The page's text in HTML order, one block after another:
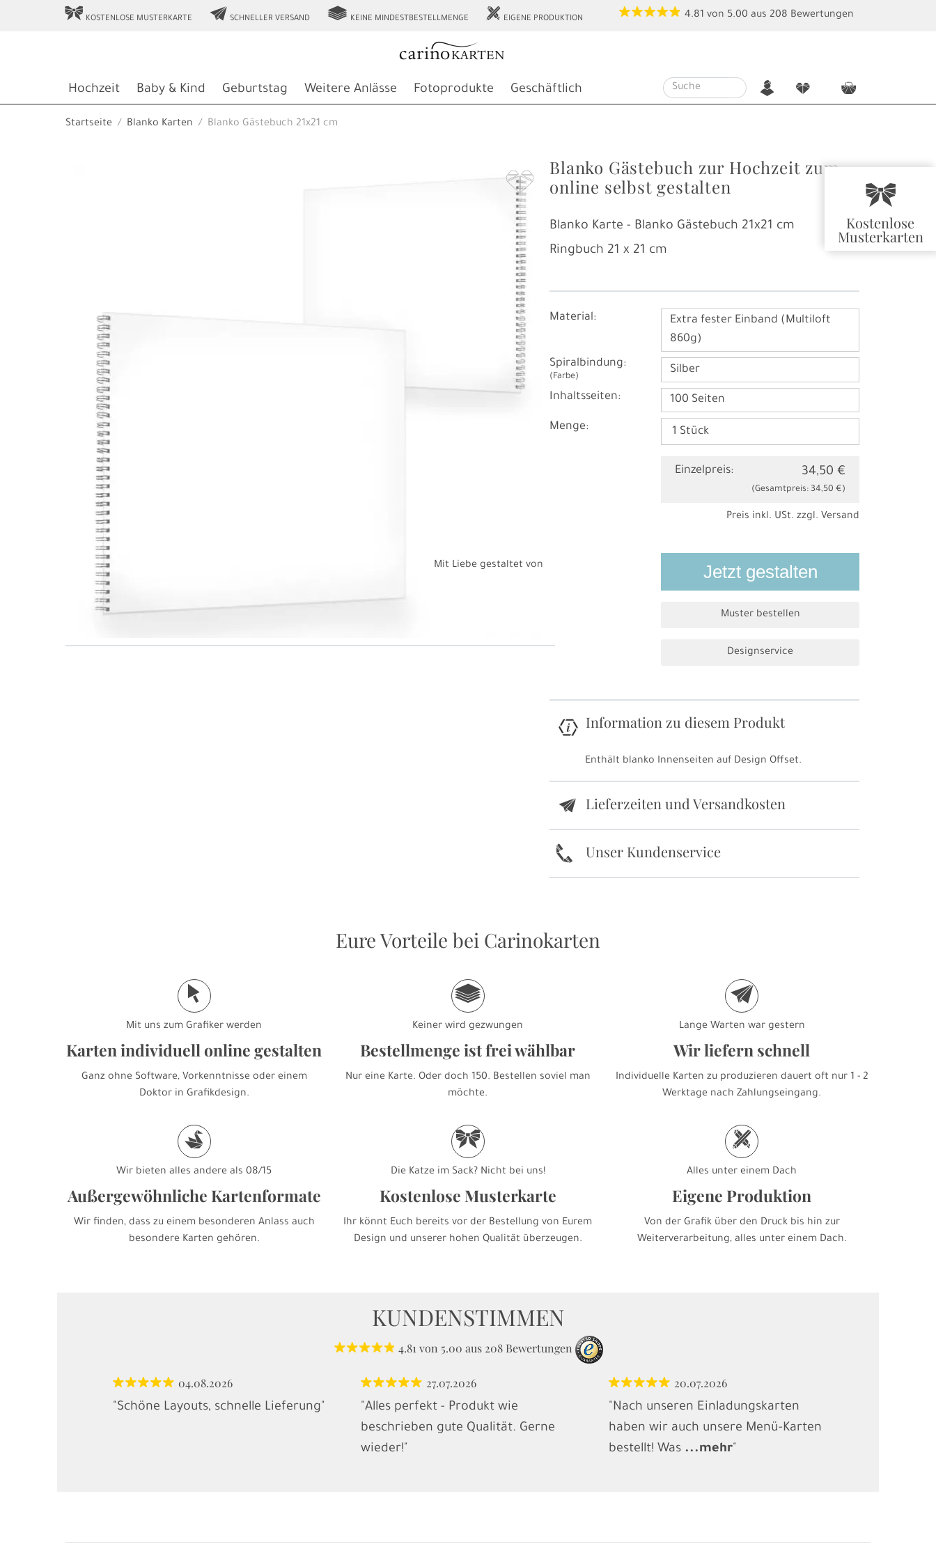
r
Kostenlose
Musterkarten
r KOSTENLOSE MUSTERKARTE e SCHNELLER VERSAND g KEINE MINDESTBESTELLMENGE h EIGENE PRODUKTION 4.81 von 5.00 aus 208 Bewertungen
Hochzeit Baby & Kind Geburtstag Weitere Anlässe Fotoprodukte Geschäftlich n f c
Startseite Blanko Karten Blanko Gästebuch 21x21 cm
F
Mit Liebe gestaltet von
Blanko Gästebuch zur Hochzeit zum
online selbst gestalten
Blanko Karte - Blanko Gästebuch 21x21 cm
Ringbuch 21 x 21 cm
Material:
Extra fester Einband (Multiloft
860g)
Spiralbindung:
(Farbe)
Silber
Inhaltsseiten: 100 Seiten
Menge:
Einzelpreis: 34,50 €
(Gesamtpreis: 34,50 €)
Preis inkl. USt. zzgl. Versand
Jetzt gestalten
Muster bestellen
Designservice
Information zu diesem Produkt
Enthält blanko Innenseiten auf Design Offset.
e Lieferzeiten und Versandkosten
k Unser Kundenservice
Eure Vorteile bei Carinokarten
j
Mit uns zum Grafiker werden
Karten individuell online gestalten
Ganz ohne Software, Vorkenntnisse oder einem
Doktor in Grafikdesign.
g
Keiner wird gezwungen
Bestellmenge ist frei wählbar
Nur eine Karte. Oder doch 150. Bestellen soviel man
möchte.
e
Lange Warten war gestern
Wir liefern schnell
Individuelle Karten zu produzieren dauert oft nur 1 - 2
Werktage nach Zahlungseingang.
s
Wir bieten alles andere als 08/15
Außergewöhnliche Kartenformate
Wir finden, dass zu einem besonderen Anlass auch
besondere Karten gehören.
r
Die Katze im Sack? Nicht bei uns!
Kostenlose Musterkarte
Ihr könnt Euch bereits vor der Bestellung von Eurem
Design und unserer hohen Qualität überzeugen.
h
Alles unter einem Dach
Eigene Produktion
Von der Grafik über den Druck bis hin zur
Weiterverarbeitung, alles unter einem Dach.
KUNDENSTIMMEN
4.81 von 5.00 aus 208 Bewertungen
04.08.2026
"Schöne Layouts, schnelle Lieferung"
27.07.2026
"Alles perfekt - Produkt wie
beschrieben gute Qualität. Gerne
wieder!"
20.07.2026
"Nach unseren Einladungskarten
haben wir auch unsere Menü-Karten
bestellt! Was ...mehr"